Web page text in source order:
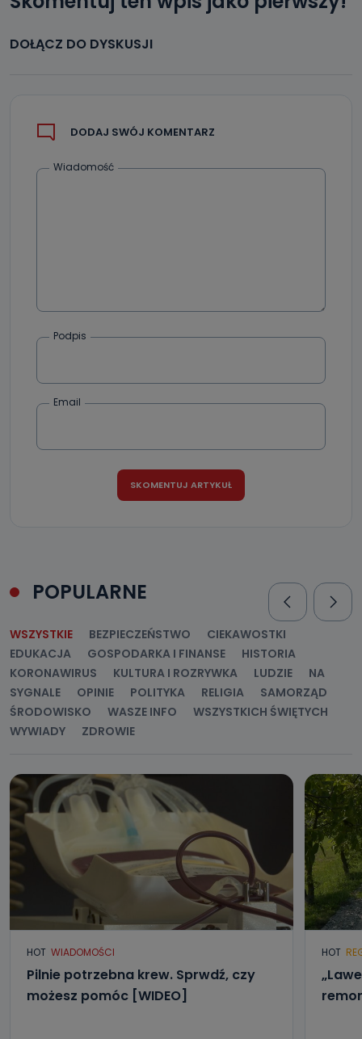
DOŁĄCZ DO DYSKUSJI
DODAJ SWÓJ KOMENTARZ
Wiadomość
Podpis
Email
POPULARNE
WSZYSTKIE BEZPIECZEŃSTWO
CIEKAWOSTKI
EDUKACJA
GOSPODARKA I FINANSE
HISTORIA
KORONAWIRUS
KULTURA I ROZRYWKA LUDZIE
NA
SYGNALE
OPINIE POLITYKA RELIGIA
SAMORZĄD
ŚRODOWISKO
WASZE INFO
WSZYSTKICH ŚWIĘTYCH
WYWIADY
ZDROWIE
HOT WIADOMOŚCI
Pilnie potrzebna krew. Sprwdź, czy
możesz pomóc [WIDEO]
HOT